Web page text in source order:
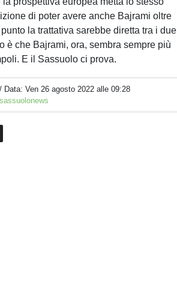
di poter avere anche Bajrami oltre
la trattativa sarebbe diretta tra i due
è che Bajrami, ora, sembra sempre più
E il Sassuolo ci prova.
/ Data:Ven 26 agosto 2022 alle 09:28